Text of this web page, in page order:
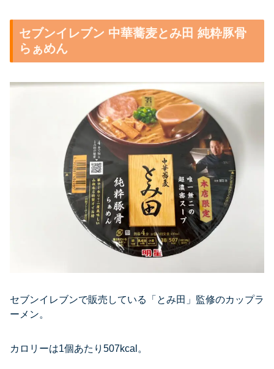
セブンイレブン 中華蕎麦とみ田 純粋豚骨
らぁめん
セブンイレブンで販売している「とみ田」監修のカップラ
ーメン。
カロリーは1個あたり507kcal。